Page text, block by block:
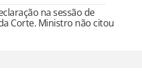
na sessão de
Corte. Ministro não citou